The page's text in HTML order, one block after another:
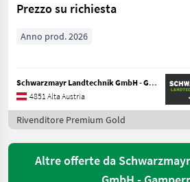
Prezzo su richiesta
Anno prod. 2026
Schwarzmayr Landtechnik GmbH - Gampern
4851 Alta Austria
Rivenditore Premium Gold
Altre offerte da